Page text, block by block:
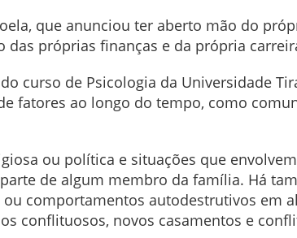
que anunciou ter aberto mão do
próprias finanças e da própria
curso de Psicologia da Universidade
fatores ao longo do tempo, como
ou política e situações que
de algum membro da família. Há
comportamentos autodestrutivos em
conflituosos, novos casamentos e